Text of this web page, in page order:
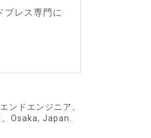
プレス専門に
ンドエンジニア。
Osaka, Japan.